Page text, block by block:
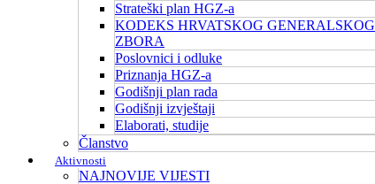
Strateški plan HGZ-a
KODEKS HRVATSKOG GENERALSKOG
ZBORA
Poslovnici i odluke
Priznanja HGZ-a
Godišnji plan rada
Godišnji izvještaji
Elaborati, studije
Članstvo
Aktivnosti
NAJNOVIJE VIJESTI